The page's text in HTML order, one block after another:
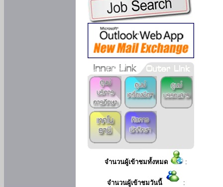
จำนวนผู้เข้าชมทั้งหมด :
จำนวนผู้เข้าชมวันนี้ :